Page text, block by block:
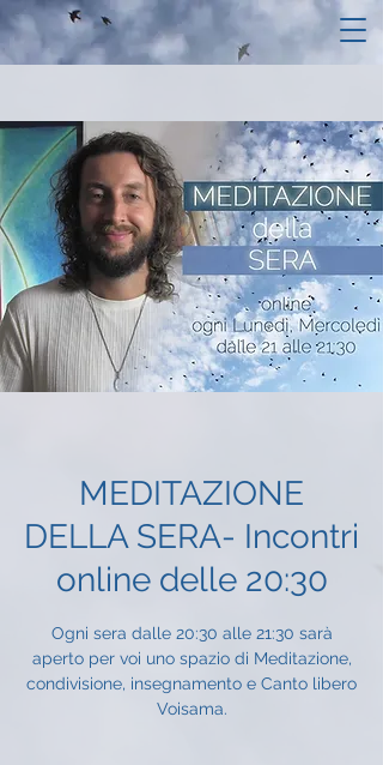
MEDITAZIONE
DELLA SERA- Incontri
online delle 20:30
Ogni sera dalle 20:30 alle 21:30 sarà
aperto per voi uno spazio di Meditazione,
condivisione, insegnamento e Canto libero
Voisama.